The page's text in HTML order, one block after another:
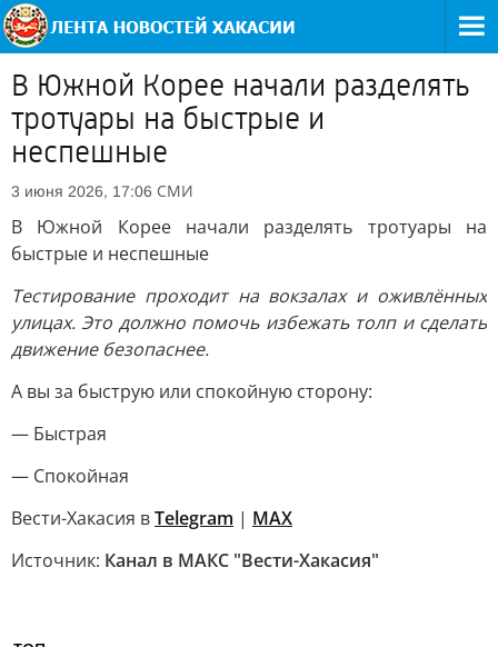
В Южной Корее начали разделять
тротуары на быстрые и
неспешные
3 июня 2026, 17:06 СМИ
В Южной Корее начали разделять тротуары на
быстрые и неспешные
Тестирование проходит на вокзалах и оживлённых
улицах. Это должно помочь избежать толп и сделать
движение безопаснее.
А вы за быструю или спокойную сторону:
— Быстрая
— Спокойная
Вести-Хакасия вTelegram | MAX
Источник: Канал в МАКС "Вести-Хакасия"